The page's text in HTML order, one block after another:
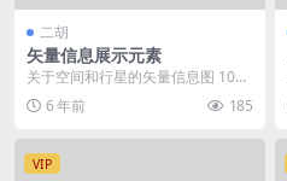
二胡
矢量信息展示元素
关于空间和行星的矢量信息图 10
0% 矢量 完全可编辑矢量 分层 Zip
包含 ...
6 年前 185
VIP